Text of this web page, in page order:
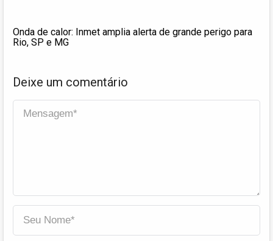
Onda de calor: Inmet amplia alerta de grande perigo para
Rio, SP e MG
Deixe um comentário